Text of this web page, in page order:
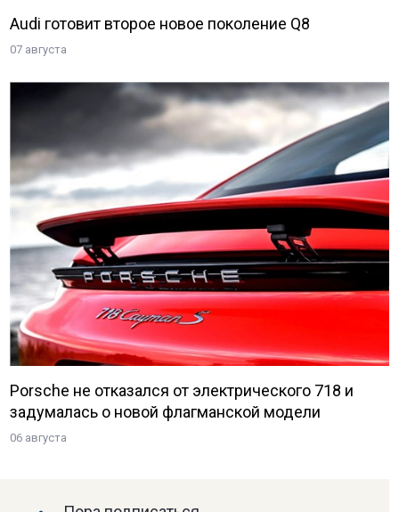
Audi готовит второе новое поколение Q8
07 августа
Porsche не отказался от электрического 718 и
задумалась о новой флагманской модели
06 августа